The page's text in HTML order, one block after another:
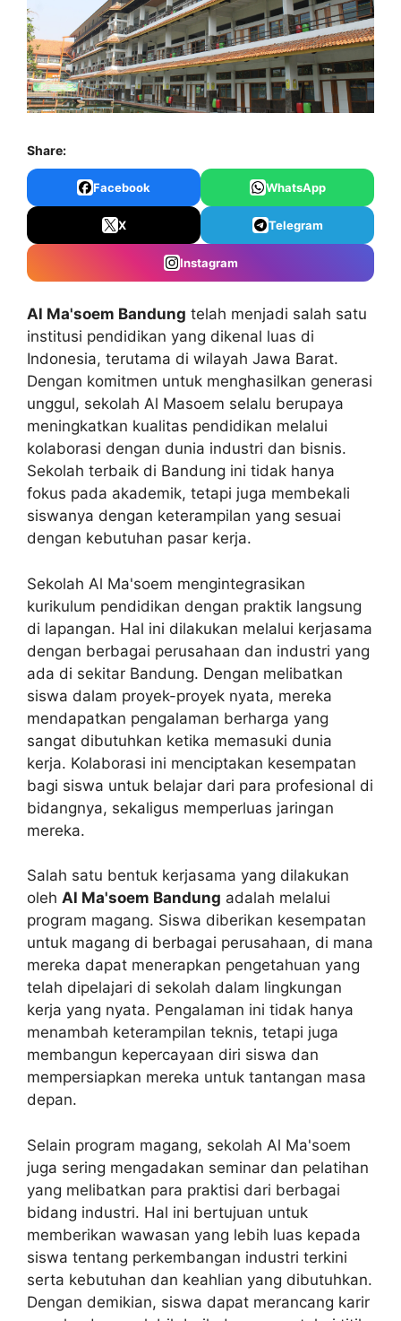
Share:
Facebook WhatsApp
X Telegram
Instagram
Al Ma'soem Bandung telah menjadi salah satu
institusi pendidikan yang dikenal luas di
Indonesia, terutama di wilayah Jawa Barat.
Dengan komitmen untuk menghasilkan generasi
unggul, sekolah Al Masoem selalu berupaya
meningkatkan kualitas pendidikan melalui
kolaborasi dengan dunia industri dan bisnis.
Sekolah terbaik di Bandung ini tidak hanya
fokus pada akademik, tetapi juga membekali
siswanya dengan keterampilan yang sesuai
dengan kebutuhan pasar kerja.
Sekolah Al Ma'soem mengintegrasikan
kurikulum pendidikan dengan praktik langsung
di lapangan. Hal ini dilakukan melalui kerjasama
dengan berbagai perusahaan dan industri yang
ada di sekitar Bandung. Dengan melibatkan
siswa dalam proyek-proyek nyata, mereka
mendapatkan pengalaman berharga yang
sangat dibutuhkan ketika memasuki dunia
kerja. Kolaborasi ini menciptakan kesempatan
bagi siswa untuk belajar dari para profesional di
bidangnya, sekaligus memperluas jaringan
mereka.
Salah satu bentuk kerjasama yang dilakukan
oleh Al Ma'soem Bandung adalah melalui
program magang. Siswa diberikan kesempatan
untuk magang di berbagai perusahaan, di mana
mereka dapat menerapkan pengetahuan yang
telah dipelajari di sekolah dalam lingkungan
kerja yang nyata. Pengalaman ini tidak hanya
menambah keterampilan teknis, tetapi juga
membangun kepercayaan diri siswa dan
mempersiapkan mereka untuk tantangan masa
depan.
Selain program magang, sekolah Al Ma'soem
juga sering mengadakan seminar dan pelatihan
yang melibatkan para praktisi dari berbagai
bidang industri. Hal ini bertujuan untuk
memberikan wawasan yang lebih luas kepada
siswa tentang perkembangan industri terkini
serta kebutuhan dan keahlian yang dibutuhkan.
Dengan demikian, siswa dapat merancang karir